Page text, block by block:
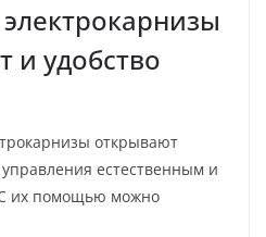
и удобство
открывают
естественным и
С их помощью можно